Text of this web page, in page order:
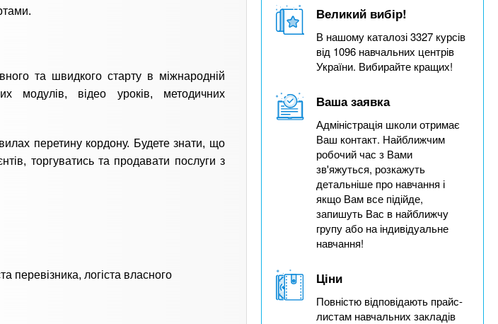
та швидкого старту в міжнародній
модулів, відео уроків, методичних
перетину кордону. Будете знати, що
торгуватись та продавати послуги з
перевізника, логіста власного
Великий вибір!
В нашому каталозі 3327 курсів
від 1096 навчальних центрів
України. Вибирайте кращих!
Ваша заявка
Адміністрація школи отримає
Ваш контакт. Найближчим
робочий час з Вами
зв'яжуться, розкажуть
детальніше про навчання і
якщо Вам все підійде,
запишуть Вас в найближчу
групу або на індивідуальне
навчання!
Ціни
Повністю відповідають прайс-
листам навчальних закладів